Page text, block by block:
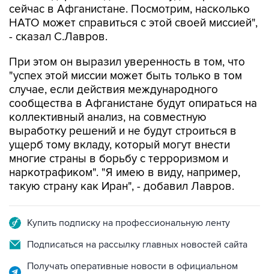
- сказал С.Лавров.
При этом он выразил уверенность в том, что
случае, если действия международного
сообщества в Афганистане будут опираться на
коллективный анализ, на совместную
выработку решений и не будут строиться в
ущерб тому вкладу, который могут внести
многие страны в борьбу с терроризмом и
наркотрафиком". "Я имею в виду, например,
такую страну как Иран", - добавил Лавров.
Подписаться на рассылку главных новостей сайта
Получать оперативные новости в официальном